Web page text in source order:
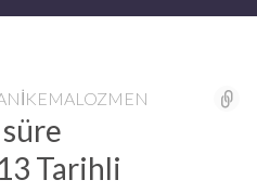
süre
Tarihli